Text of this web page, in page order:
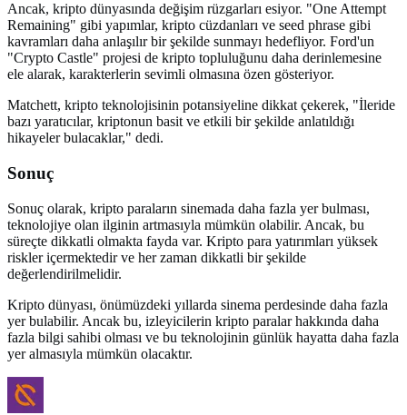
Ancak, kripto dünyasında değişim rüzgarları esiyor. "One Attempt
Remaining" gibi yapımlar, kripto cüzdanları ve seed phrase gibi
kavramları daha anlaşılır bir şekilde sunmayı hedefliyor. Ford'un
"Crypto Castle" projesi de kripto topluluğunu daha derinlemesine
ele alarak, karakterlerin sevimli olmasına özen gösteriyor.
Matchett, kripto teknolojisinin potansiyeline dikkat çekerek, "İleride
bazı yaratıcılar, kriptonun basit ve etkili bir şekilde anlatıldığı
hikayeler bulacaklar," dedi.
Sonuç
Sonuç olarak, kripto paraların sinemada daha fazla yer bulması,
teknolojiye olan ilginin artmasıyla mümkün olabilir. Ancak, bu
süreçte dikkatli olmakta fayda var. Kripto para yatırımları yüksek
riskler içermektedir ve her zaman dikkatli bir şekilde
değerlendirilmelidir.
Kripto dünyası, önümüzdeki yıllarda sinema perdesinde daha fazla
yer bulabilir. Ancak bu, izleyicilerin kripto paralar hakkında daha
fazla bilgi sahibi olması ve bu teknolojinin günlük hayatta daha fazla
yer almasıyla mümkün olacaktır.